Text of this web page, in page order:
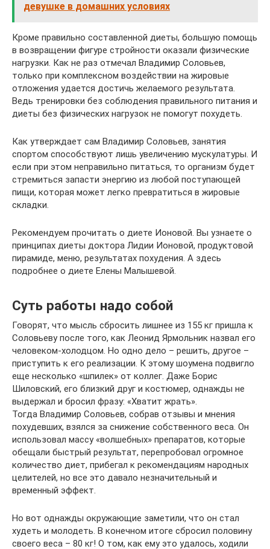
девушке в домашних условиях
Кроме правильно составленной диеты, большую помощь
в возвращении фигуре стройности оказали физические
нагрузки. Как не раз отмечал Владимир Соловьев,
только при комплексном воздействии на жировые
отложения удается достичь желаемого результата.
Ведь тренировки без соблюдения правильного питания и
диеты без физических нагрузок не помогут похудеть.
Как утверждает сам Владимир Соловьев, занятия
спортом способствуют лишь увеличению мускулатуры. И
если при этом неправильно питаться, то организм будет
стремиться запасти энергию из любой поступающей
пищи, которая может легко превратиться в жировые
складки.
Рекомендуем прочитать о диете Ионовой. Вы узнаете о
принципах диеты доктора Лидии Ионовой, продуктовой
пирамиде, меню, результатах похудения. А здесь
подробнее о диете Елены Малышевой.
Суть работы надо собой
Говорят, что мысль сбросить лишнее из 155 кг пришла к
Соловьеву после того, как Леонид Ярмольник назвал его
человеком-холодцом. Но одно дело – решить, другое –
приступить к его реализации. К этому шоумена подвигло
еще несколько «шпилек» от коллег. Даже Борис
Шиловский, его близкий друг и костюмер, однажды не
выдержал и бросил фразу: «Хватит жрать».
Тогда Владимир Соловьев, собрав отзывы и мнения
похудевших, взялся за снижение собственного веса. Он
использовал массу «волшебных» препаратов, которые
обещали быстрый результат, перепробовал огромное
количество диет, прибегал к рекомендациям народных
целителей, но все это давало незначительный и
временный эффект.
Но вот однажды окружающие заметили, что он стал
худеть и молодеть. В конечном итоге сбросил половину
своего веса – 80 кг! О том, как ему это удалось, ходили